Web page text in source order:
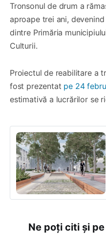
Tronsonul de drum a
aproape trei ani,
dintre Primăria
Culturii.
Proiectul de reabilitare a
fost prezentat pe 24
estimativă a lucrărilor se
Ne poți citi și pe